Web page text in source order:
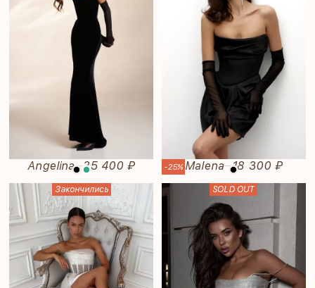
Angelina—35 400 ₽ -25% Malena—18 300 ₽
Закончились SOLD OUT